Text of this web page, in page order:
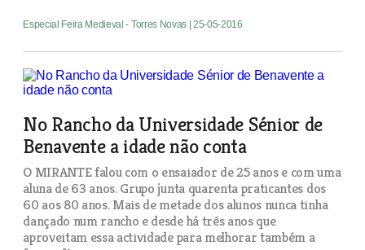
Especial Feira Medieval - Torres Novas | 25-05-2016
No Rancho da Universidade Sénior de
Benavente a idade não conta
O MIRANTE falou com o ensaiador de 25 anos e com uma
aluna de 63 anos. Grupo junta quarenta praticantes dos
60 aos 80 anos. Mais de metade dos alunos nunca tinha
dançado num rancho e desde há três anos que
aproveitam essa actividade para melhorar também a